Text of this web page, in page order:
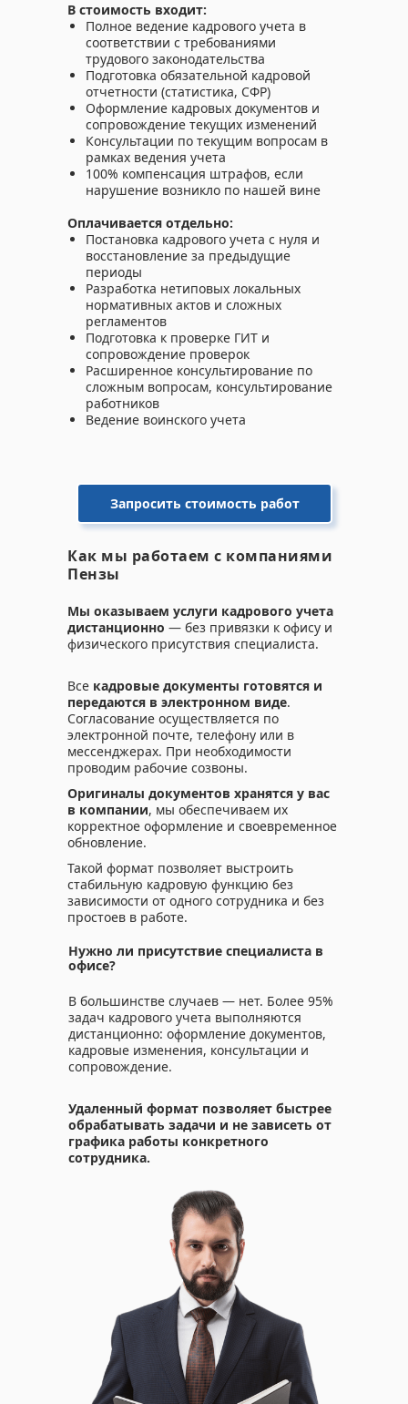
Мы оказываем услуги кадрового учета
дистанционно — без привязки к офису и
физического присутствия специалиста.
Как мы работаем с компаниями
Пензы
В стоимость входит:
Полное ведение кадрового учета в
соответствии с требованиями
трудового законодательства
Подготовка обязательной кадровой
отчетности (статистика, СФР)
Оформление кадровых документов и
сопровождение текущих изменений
Консультации по текущим вопросам в
рамках ведения учета
100% компенсация штрафов, если
нарушение возникло по нашей вине
Оплачивается отдельно:
Постановка кадрового учета с нуля и
восстановление за предыдущие
периоды
Разработка нетиповых локальных
нормативных актов и сложных
регламентов
Подготовка к проверке ГИТ и
сопровождение проверок
Расширенное консультирование по
сложным вопросам, консультирование
работников
Ведение воинского учета
Все кадровые документы готовятся и
передаются в электронном виде.
Согласование осуществляется по
электронной почте, телефону или в
мессенджерах. При необходимости
проводим рабочие созвоны.
Оригиналы документов хранятся у вас
в компании, мы обеспечиваем их
корректное оформление и своевременное
обновление.
Такой формат позволяет выстроить
стабильную кадровую функцию без
зависимости от одного сотрудника и без
простоев в работе.
В большинстве случаев — нет. Более 95%
задач кадрового учета выполняются
дистанционно: оформление документов,
кадровые изменения, консультации и
сопровождение.
Удаленный формат позволяет быстрее
обрабатывать задачи и не зависеть от
графика работы конкретного
сотрудника.
Нужно ли присутствие специалиста в
офисе?
Запросить стоимость работ